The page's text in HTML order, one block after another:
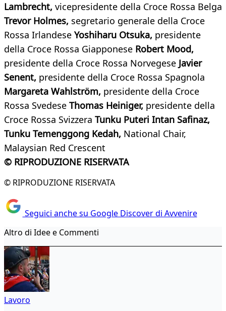
Lambrecht, vicepresidente della Croce Rossa Belga
Trevor Holmes, segretario generale della Croce
Rossa Irlandese Yoshiharu Otsuka, presidente
della Croce Rossa Giapponese Robert Mood,
presidente della Croce Rossa Norvegese Javier
Senent, presidente della Croce Rossa Spagnola
Margareta Wahlström, presidente della Croce
Rossa Svedese Thomas Heiniger, presidente della
Croce Rossa Svizzera Tunku Puteri Intan Safinaz,
Tunku Temenggong Kedah, National Chair,
Malaysian Red Crescent
© RIPRODUZIONE RISERVATA
© RIPRODUZIONE RISERVATA
Seguici anche su Google Discover di Avvenire
Altro di Idee e Commenti
Lavoro